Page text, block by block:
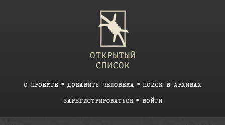
О ПРОЕКТЕ ДОБАВИТЬ ЧЕЛОВЕКА ПОИСК В АРХИВАХ
ЗАРЕГИСТРИРОВАТЬСЯ ВОЙТИ